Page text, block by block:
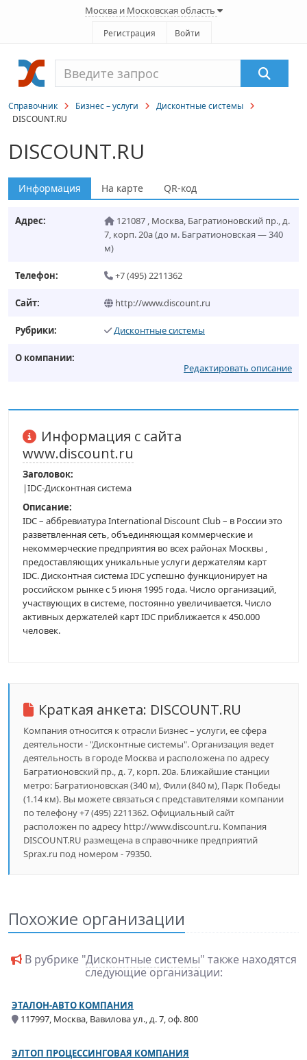
Москва и Московская область
Регистрация Войти
Справочник Бизнес – услуги
Дисконтные системы
DISCOUNT.RU
DISCOUNT.RU
Информация На карте QR-код
Адрес: 121087 , Москва, Багратионовский пр., д.
7, корп. 20а(до м. Багратионовская — 340
м)
Телефон: +7 (495) 2211362
Сайт: http://www.discount.ru
Рубрики: Дисконтные системы
О компании:
Редактировать описание
Информация с сайта
www.discount.ru
Заголовок:
|IDC-Дисконтная система
Описание:
IDC – аббревиатура International Discount Club – в России это
разветвленная сеть, объединяющая коммерческие и
некоммерческие предприятия во всех районах Москвы ,
предоставляющих уникальные услуги держателям карт
IDC. Дисконтная система IDC успешно функционирует на
российском рынке с 5 июня 1995 года. Число организаций,
участвующих в системе, постоянно увеличивается. Число
активных держателей карт IDC приближается к 450.000
человек.
Краткая анкета: DISCOUNT.RU
Компания относится к отрасли Бизнес – услуги, ее сфера
деятельности - "Дисконтные системы". Организация ведет
деятельность в городе Москва и расположена по адресу
Багратионовский пр., д. 7, корп. 20а. Ближайшие станции
метро: Багратионовская (340 м), Фили (840 м), Парк Победы
(1.14 км). Вы можете связаться с представителями компании
по телефону +7 (495) 2211362. Официальный сайт
расположен по адресу http://www.discount.ru. Компания
DISCOUNT.RU размещена в справочнике предприятий
Sprax.ru под номером - 79350.
Похожие организации
В рубрике "Дисконтные системы" также находятся
следующие организации:
ЭТАЛОН-АВТО КОМПАНИЯ
117997, Москва, Вавилова ул., д. 7, оф. 800
ЭЛТОП ПРОЦЕССИНГОВАЯ КОМПАНИЯ